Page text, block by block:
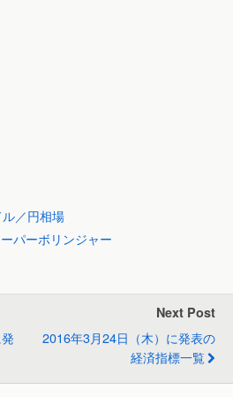
／円相場
パーボリンジャー
Next Post
2016年3月24日（木）に発表の
経済指標一覧